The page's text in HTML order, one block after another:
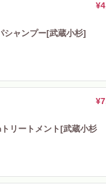
ャンプー[武蔵小杉]
リートメント[武蔵小杉